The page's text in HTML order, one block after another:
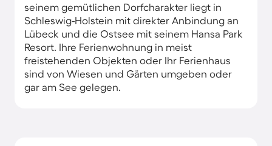
seinem gemütlichen Dorfcharakter liegt in
Schleswig-Holstein mit direkter Anbindung an
Lübeck und die Ostsee mit seinem Hansa Park
Resort. Ihre Ferienwohnung in meist
freistehenden Objekten oder Ihr Ferienhaus
sind von Wiesen und Gärten umgeben oder
gar am See gelegen.